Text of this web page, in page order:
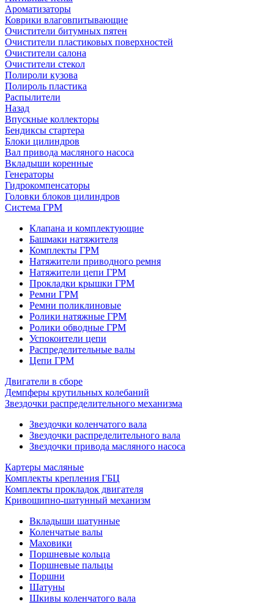
Ароматизаторы
Коврики влаговпитывающие
Очистители битумных пятен
Очистители пластиковых поверхностей
Очистители салона
Очистители стекол
Полироли кузова
Полироль пластика
Распылители
Назад
Впускные коллекторы
Бендиксы стартера
Блоки цилиндров
Вал привода масляного насоса
Вкладыши коренные
Генераторы
Гидрокомпенсаторы
Головки блоков цилиндров
Система ГРМ
Клапана и комплектующие
Башмаки натяжителя
Комплекты ГРМ
Натяжители приводного ремня
Натяжители цепи ГРМ
Прокладки крышки ГРМ
Ремни ГРМ
Ремни поликлиновые
Ролики натяжные ГРМ
Ролики обводные ГРМ
Успокоители цепи
Распределительные валы
Цепи ГРМ
Двигатели в сборе
Демпферы крутильных колебаний
Звездочки распределительного механизма
Звездочки коленчатого вала
Звездочки распределительного вала
Звездочки привода масляного насоса
Картеры масляные
Комплекты крепления ГБЦ
Комплекты прокладок двигателя
Кривошипно-шатунный механизм
Вкладыши шатунные
Коленчатые валы
Маховики
Поршневые кольца
Поршневые пальцы
Поршни
Шатуны
Шкивы коленчатого вала